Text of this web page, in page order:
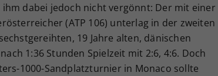
dabei jedoch nicht vergönnt: Der mit einer
(ATP 106) unterlag in der zweiten
19 Jahre alten, dänischen
1:36 Stunden Spielzeit mit 2:6, 4:6. Doch
1000-Sandplatzturnier in Monaco sollte